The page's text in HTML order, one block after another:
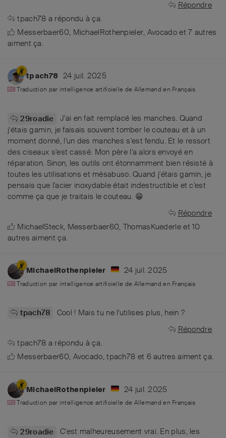
Répondre
tpach78 a répondu à ça.
Messerbaer60, MichaelRothenpieler, Avocadoet7 autres
aiment ça.
tpach78 24 juil. 2025
Traduction par intelligence artificielle de Allemand en Français
29roadie
J'ai en fait remplacé les manches. Quand
j'étais gamin, je faisais souvent tomber le couteau et à un
moment donné, l'un des manches s'est fendu. Et le ressort
des ciseaux s'est cassé. Mon père l'a alors envoyé en
réparation. Sinon, les outils ont étonnamment bien résisté à
toutes les utilisations et mésabuso. Quand j'étais gamin, je
pensais que l'acier inoxydable était indestructible et c'est
comme ça que je traitais le couteau. 😁
Répondre
MichaelSteck, Messerbaer60, ThomasKuederleet10
autres aiment ça.
MichaelRothenpieler 24 juil. 2025
Traduction par intelligence artificielle de Allemand en Français
tpach78
Cool ! Mais tu ne l'utilises plus, hein ?
Répondre
tpach78 a répondu à ça.
Messerbaer60, Avocado,tpach78 et 6autres aiment ça.
MichaelRothenpieler 24 juil. 2025
Traduction par intelligence artificielle de Allemand en Français
29roadie C'est malheureusement vrai. En plus, les